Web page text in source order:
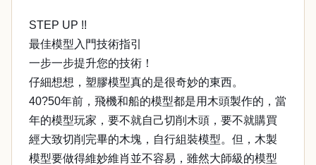
STEP UP !!
最佳模型入門技術指引
一步一步提升您的技術！
仔細想想，塑膠模型真的是很奇妙的東西。
40?50年前，飛機和船的模型都是用木頭製作的，當
年的模型玩家，要不就自己切削木頭，要不就購買
經大致切削完畢的木塊，自行組裝模型。但，木製
模型要做得維妙維肖並不容易，雖然大師級的模型